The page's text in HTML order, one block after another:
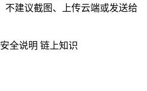
不建议截图、上传云端或发送给
安全说明 链上知识